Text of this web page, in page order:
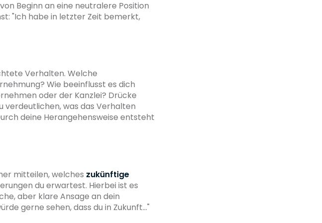
Beginn an eine neutralere Position
"Ich habe in letzter Zeit bemerkt,
Verhalten. Welche
Wie beeinflusst es dich
oder der Kanzlei? Drücke
verdeutlichen, was das Verhalten
deine Herangehensweise entsteht
mitteilen, welches zukünftige
du erwartest. Hierbei ist es
aber klare Ansage an dein
gerne sehen, dass du in Zukunft..."